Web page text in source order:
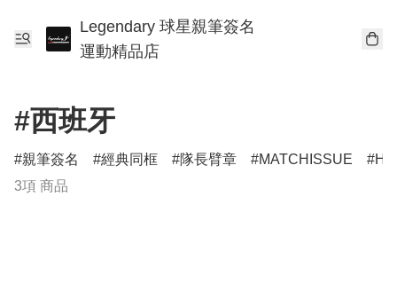
Legendary 球星親筆簽名
運動精品店
#西班牙
親筆簽名 經典同框 隊長臂章 MATCHISSUE
3項 商品